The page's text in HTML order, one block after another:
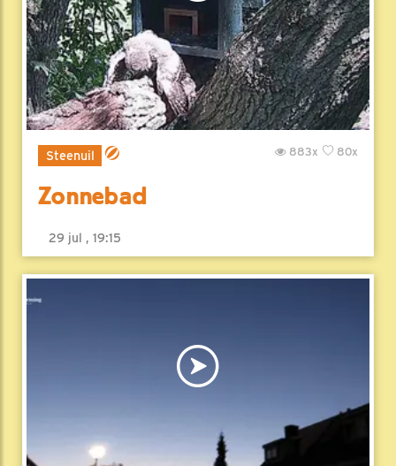
Steenuil 80x
883x
Zonnebad
29 jul , 19:15